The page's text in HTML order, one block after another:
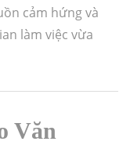
cảm hứng và
làm việc vừa
Văn